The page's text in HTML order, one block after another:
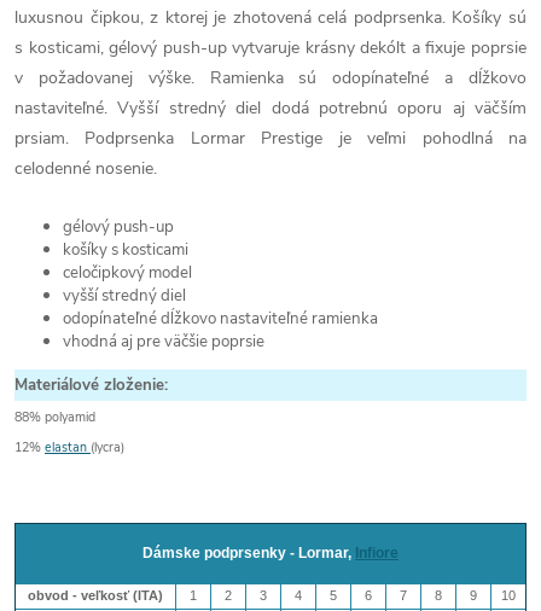
luxusnou čipkou, z ktorej je zhotovená celá podprsenka. Košíky sú
s kosticami, gélový push-up vytvaruje krásny dekólt a fixuje poprsie
v požadovanej výške. Ramienka sú odopínateľné a dĺžkovo
nastaviteľné. Vyšší stredný diel dodá potrebnú oporu aj väčším
prsiam. Podprsenka Lormar Prestige je veľmi pohodlná na
celodenné nosenie.
gélový push-up
košíky s kosticami
celočipkový model
vyšší stredný diel
odopínateľné dĺžkovo nastaviteľné ramienka
vhodná aj pre väčšie poprsie
Materiálové zloženie:
88% polyamid
12% elastan (lycra)
Dámske podprsenky - Lormar, Infiore
obvod - veľkosť (ITA) 1 2 3 4 5 6 7 8 9
10